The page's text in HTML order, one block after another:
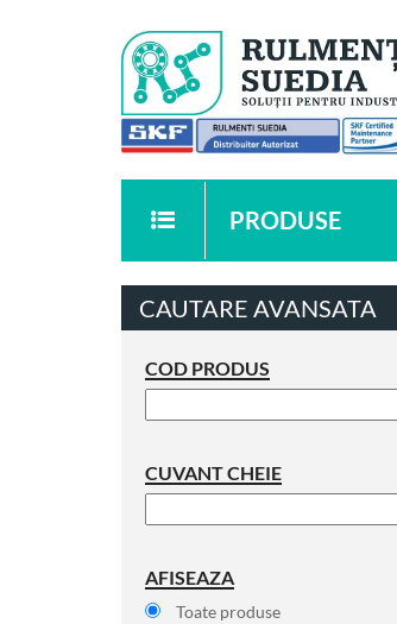
PRODUSE
CAUTARE AVANSATA
COD PRODUS
CUVANT CHEIE
AFISEAZA
Toate produse